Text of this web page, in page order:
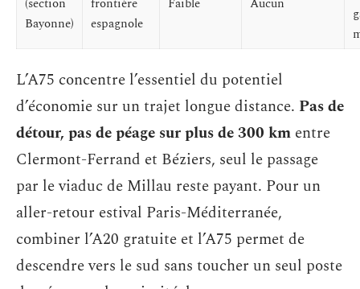
Bayonne)
espagnole
L’A75 concentre l’essentiel du potentiel
d’économie sur un trajet longue distance. Pas de
détour, pas de péage sur plus de 300 km entre
Clermont-Ferrand et Béziers, seul le passage
par le viaduc de Millau reste payant. Pour un
aller-retour estival Paris-Méditerranée,
combiner l’A20 gratuite et l’A75 permet de
descendre vers le sud sans toucher un seul poste